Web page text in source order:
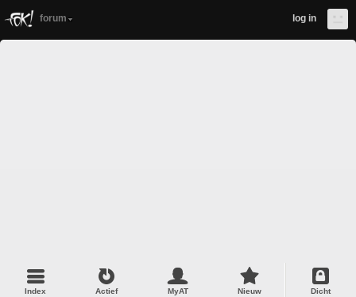
forum log in
Index Actief MyAT Nieuw Dicht